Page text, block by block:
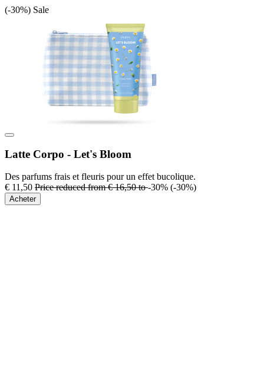
(-30%) Sale
Latte Corpo - Let's Bloom
Des parfums frais et fleuris pour un effet bucolique.
€ 11,50 Price reduced from€ 16,50to-30% (-30%)
Acheter